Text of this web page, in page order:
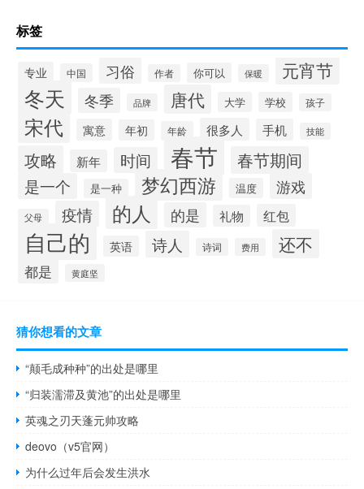
标签
专业 中国 习俗 作者 你可以 保暖 元宵节
冬天 冬季 品牌 唐代 大学 学校 孩子
宋代 寓意 年初 年龄 很多人 手机 技能
攻略 新年 时间 春节 春节期间
是一个 是一种 梦幻西游 温度 游戏
父母 疫情 的人 的是 礼物 红包
自己的 英语 诗人 诗词 费用 还不
都是 黄庭坚
猜你想看的文章
“颠毛成种种”的出处是哪里
“归装濡滞及黄池”的出处是哪里
英魂之刃天蓬元帅攻略
deovo（v5官网）
为什么过年后会发生洪水